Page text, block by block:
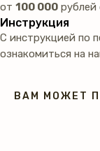
от 100 000 рублей
Инструкция
С инструкцией по
ознакомиться на
ВАМ МОЖЕТ